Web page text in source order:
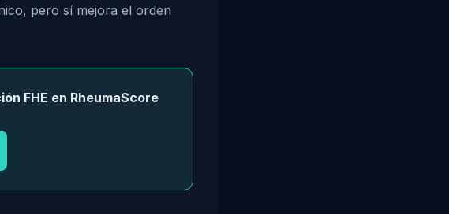
pero sí mejora el orden
FHE en RheumaScore